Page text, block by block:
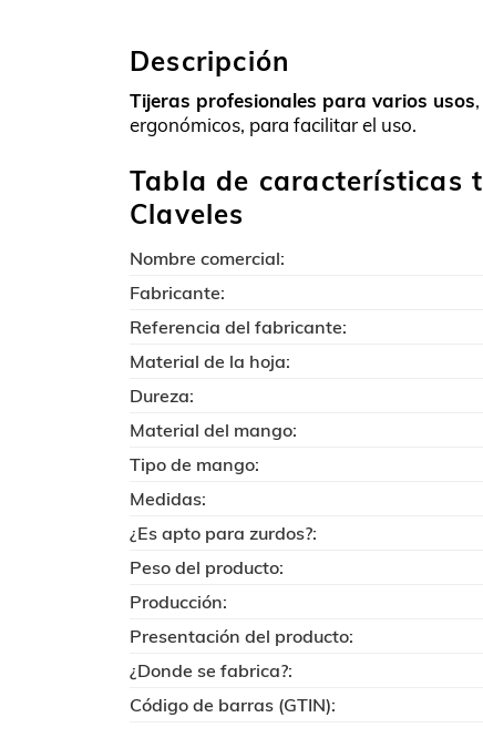
Descripción
Tijeras profesionales para varios usos
ergonómicos, para facilitar el uso.
Tabla de características
Claveles
Nombre comercial:
Fabricante:
Referencia del fabricante:
Material de la hoja:
Dureza:
Material del mango:
Tipo de mango:
Medidas:
¿Es apto para zurdos?:
Peso del producto:
Producción:
Presentación del producto:
¿Donde se fabrica?:
Código de barras (GTIN):